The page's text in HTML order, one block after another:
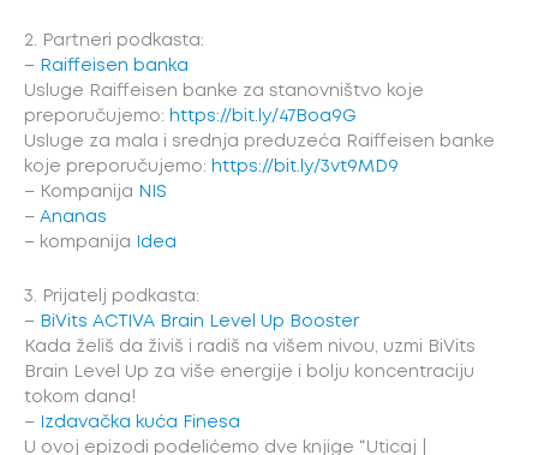
2. Partneri podkasta:
– Raiffeisen banka
Usluge Raiffeisen banke za stanovništvo koje
preporučujemo: https://bit.ly/47Boa9G
Usluge za mala i srednja preduzeća Raiffeisen banke
koje preporučujemo: https://bit.ly/3vt9MD9
– Kompanija NIS
– Ananas
– kompanija
Idea
3. Prijatelj podkasta:
– BiVits ACTIVA Brain Level Up Booster
Kada želiš da živiš i radiš na višem nivou, uzmi BiVits
Brain Level Up za više energije i bolju koncentraciju
tokom dana!
–
Izdavačka kuća Finesa
U ovoj epizodi podelićemo dve knjige “Uticaj |